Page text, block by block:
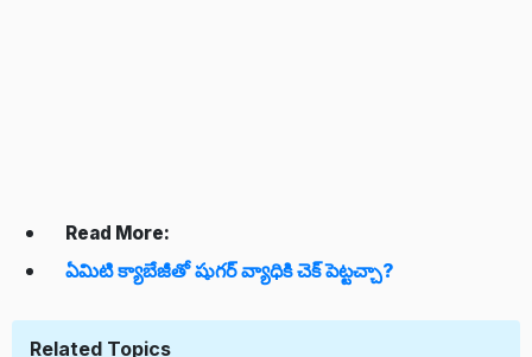
Read More:
ఏమిటి క్యాబేజీతో షుగర్ వ్యాధికి చెక్ పెట్టచ్చా?
Related Topics